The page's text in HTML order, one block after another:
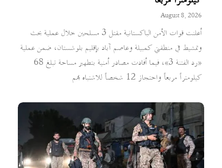
August 8, 2026
أعلنت قوات الأمن الباكستانية مقتل 3 مسلحين خلال عملية بحث
وتمشيط في منطقتي كمبيلة وعاصم آباد بإقليم بلوشستان، ضمن عملية
«رد الفتنة 3»، فيما أفادت مصادر أمنية بتطهير مساحة تبلغ 68
كيلومتراً مربعاً واحتجاز 12 شخصاً للاشتباه بهم